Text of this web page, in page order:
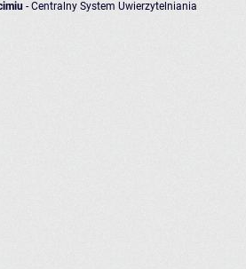
- Centralny System Uwierzytelniania